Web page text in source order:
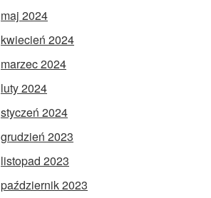
maj 2024
kwiecień 2024
marzec 2024
luty 2024
styczeń 2024
grudzień 2023
listopad 2023
październik 2023